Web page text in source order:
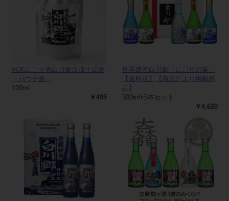
純米にごり酒白川郷冷凍生原酒
「パウチ酒」
100ml
￥495
世界遺産白川郷「にごりの宴」
【送料込】【蔵元だより掲載商
品】
300ml×5本セット
￥4,620